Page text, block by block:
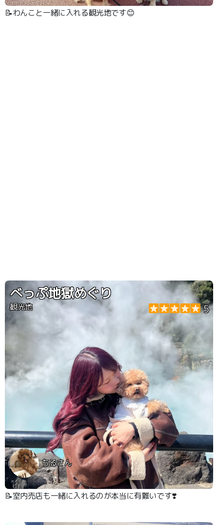
📝わんこと一緒に入れる観光地です😊
べっぷ地獄めぐり
観光地 5
ちるさん
📝室内売店も一緒に入れるのが本当に有難いです❣️